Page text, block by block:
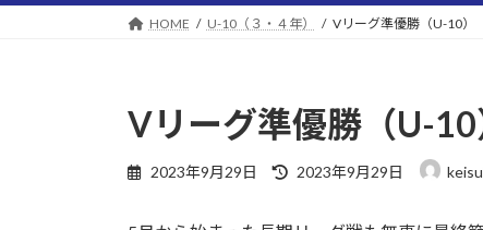
プ
動
HOME U-10（３・４年） Vリーグ準優勝（U-10）
Vリーグ準優勝（U-10
2023年9月29日
最
2023年9月29日